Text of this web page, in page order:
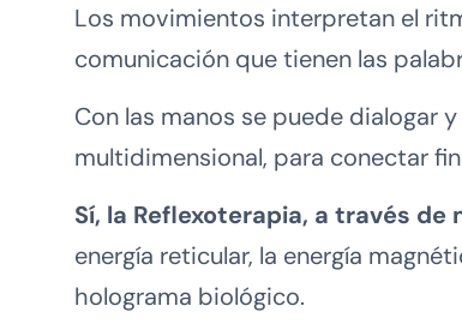
Los movimientos interpretan el
comunicación que tienen las
Con las manos se puede dialogar
multidimensional, para conectar
Sí, la Reflexoterapia, a través
energía reticular, la energía
holograma biológico.